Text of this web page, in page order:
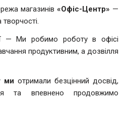
магазинів«Офіс-Центр» —
— Ми робимо роботу в офісі
продуктивним, а дозвілля
ми отримали безцінний досвід,
та впевнено продовжимо